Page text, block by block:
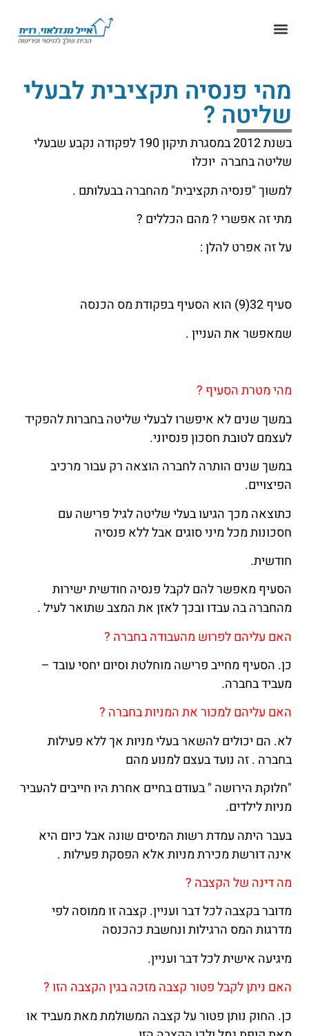
מהי פנסיה תקציבית לבעלי
שליטה ?
בשנת 2012 במסגרת תיקון 190 לפקודה נקבע שבעלי
שליטה בחברה יוכלו
למשוך "פנסיה תקציבית" מהחברה בבעלותם .
מתי זה אפשרי ? מהם הכללים ?
על זה אפרט להלן :
סעיף 32(9) הוא הסעיף בפקודת מס הכנסה
שמאפשר את העניין .
מהי מטרת הסעיף ?
במשך שנים לא איפשרו לבעלי שליטה בחברות להפקיד
לעצמם לטובת חסכון פנסיוני.
במשך שנים הותרה לחברה הוצאה רק עבור מרכיב
הפיצויים.
כתוצאה מכך הגיעו בעלי שליטה לגיל פרישה עם
חסכונות מכל מיני סוגים אבל ללא פנסיה
חודשית.
הסעיף מאפשר להם לקבל פנסיה חודשית ישירות
מהחברה בה עבדו ובכך לאזן את המצב שתואר לעיל .
האם עליהם לפרוש מהעבודה בחברה ?
כן. הסעיף מחייב פרישה מוחלטת וסיום יחסי עובד –
מעביד בחברה.
האם עליהם למכור את המניות בחברה ?
לא. הם יכולים להשאר בעלי מניות אך ללא פעילות
בחברה . זה נועד בעצם למנוע מהם
"חלוקת הירושה " בעודם בחיים אחרת היו חייבים להעביר
מניות לילדים.
בעבר היתה עמדת רשות המיסים שונה אבל כיום היא
אינה דורשת מכירת מניות אלא הפסקת פעילות .
מה דינה של הקצבה ?
מדובר בקצבה לכל דבר ועניין. קצבה זו ממוסה לפי
מדרגות המס הרגילות ונחשבת כהכנסה
מיגיעה אישית לכל דבר ועניין.
האם ניתן לקבל פטור קצבה מזכה בגין הקצבה הזו ?
כן. החוק נותן פטור על קצבה המשולמת מאת מעביד או